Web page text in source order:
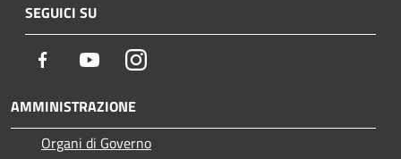
SEGUICI SU
Facebook YoutubeInstagram
AMMINISTRAZIONE
Organi di Governo